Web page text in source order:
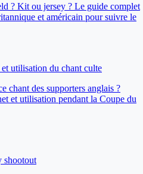
? Kit ou jersey ? Le guide complet
et américain pour suivre le
utilisation du chant culte
chant des supporters anglais ?
et utilisation pendant la Coupe du
shootout